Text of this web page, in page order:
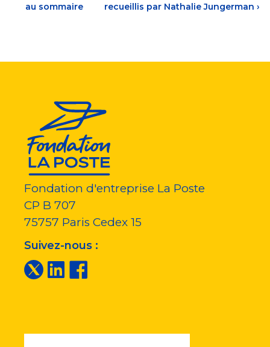
au sommaire
recueillis par Nathalie Jungerman ›
Fondation d'entreprise La Poste
CP B 707
75757 Paris Cedex 15
Suivez-nous :